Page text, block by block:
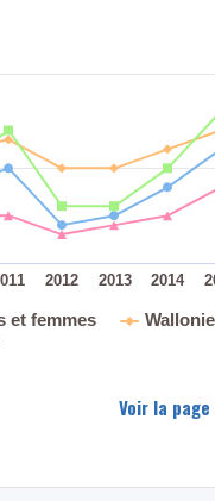
et femmes
2012 2013 2014
Voir la